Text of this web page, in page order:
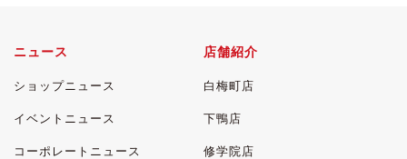
ニュース
ショップニュース
イベントニュース
コーポレートニュース
店舗紹介
白梅町店
下鴨店
修学院店